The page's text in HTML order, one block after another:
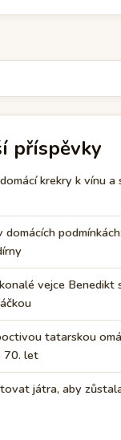
příspěvky
krekry k vínu a
domácích
vejce Benedikt
tatarskou
70. let
játra, aby